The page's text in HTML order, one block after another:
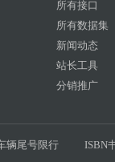
所有接口
所有数据集
新闻动态
站长工具
分销推广
辆尾号限行 ISBN